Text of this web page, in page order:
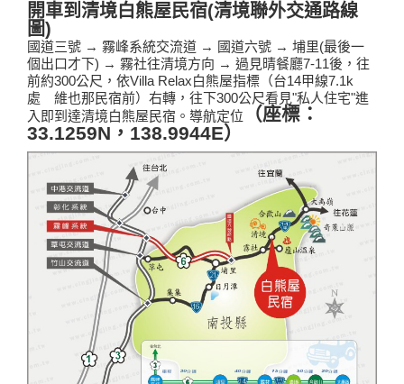
開車到清境白熊屋民宿(清境聯外交通路線
圖)
國道三號 → 霧峰系統交流道 → 國道六號 → 埔里(最後一
個出口才下) → 霧社往清境方向 → 過見晴餐廳7-11後，往
前約300公尺，依Villa Relax白熊屋指標（台14甲線7.1k
處 維也那民宿前）右轉，往下300公尺看見"私人住宅"進
入即到達清境白熊屋民宿。導航定位
（座標：
33.1259N ， 138.9944E）